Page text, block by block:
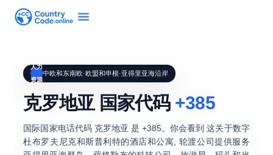
人力
资源
中欧和东南欧·欧盟和申根·亚得里亚海沿岸
克罗地亚 国家代码 +385
国际国家电话代码 克罗地亚 是+385。你会看到 这关于数字
杜布罗夫尼克和斯普利特的酒店和公寓 , 轮渡公司提供服务